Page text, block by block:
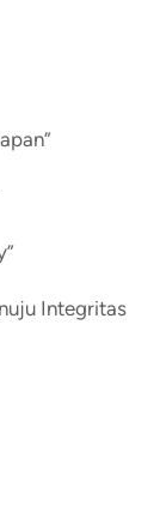
Integritas